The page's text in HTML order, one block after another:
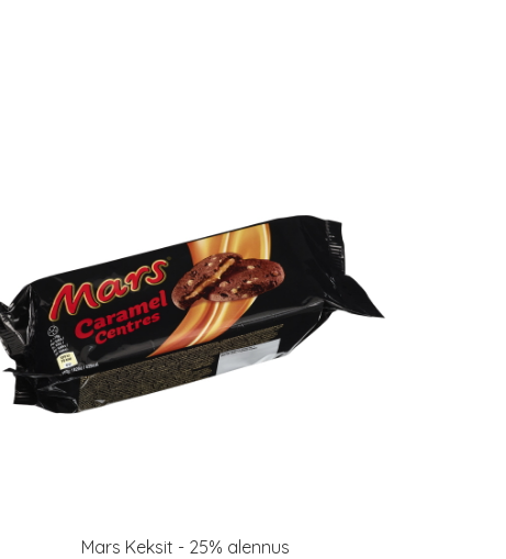
Mars Keksit - 25% alennus